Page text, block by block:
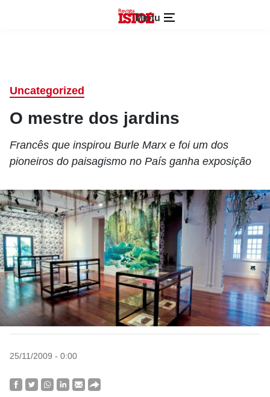
Menu
Uncategorized
O mestre dos jardins
Francês que inspirou Burle Marx e foi um dos
pioneiros do paisagismo no País ganha exposição
25/11/2009 - 0:00